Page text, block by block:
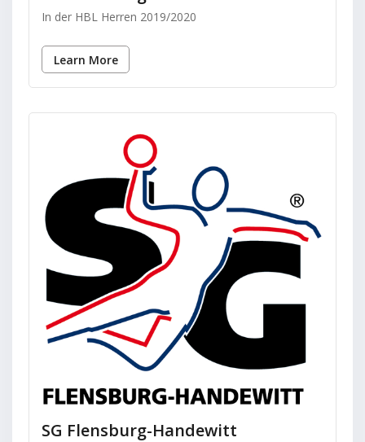
In der HBL Herren 2019/2020
Learn More
SG Flensburg-Handewitt